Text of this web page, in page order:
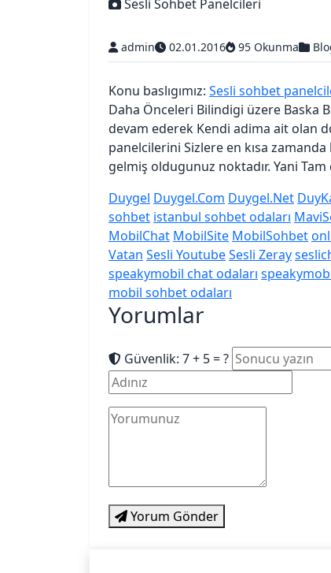
Sesli Sohbet Panelcileri
admin 02.01.2016 95 Okunma
Konu baslıgımız: Sesli sohbet
Daha Önceleri Bilindigi üzere Baska
devam ederek Kendi adima ait olan
panelcilerini Sizlere en kısa
gelmiş oldugunuz noktadır. Yani
Duygel Duygel.Com Duygel.Net
sohbet istanbul sohbet odaları
MobilChat MobilSite MobilSohbet
Vatan Sesli YoutubeSesli Zeray
speakymobil chat odaları
mobil sohbet odaları
Yorumlar
Güvenlik: 7 + 5 = ?
Yorum Gönder